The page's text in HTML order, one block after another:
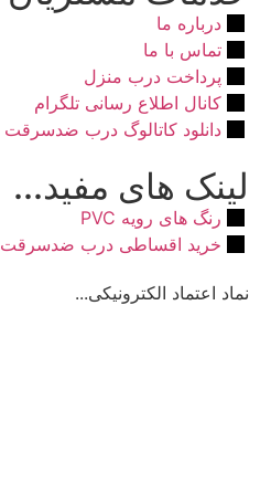
درباره ما
تماس با ما
پرداخت درب منزل
کانال اطلاع رسانی تلگرام
دانلود کاتالوگ درب ضدسرقت
لینک های مفید...
رنگ های رویه PVC
خرید اقساطی درب ضدسرقت
نماد اعتماد الکترونیکی...